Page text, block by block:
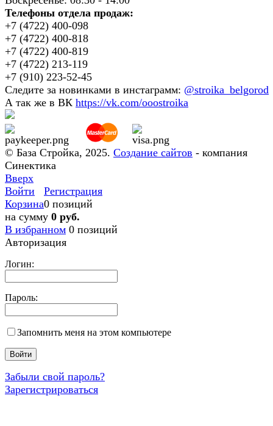
Телефоны отдела продаж:
+7 (4722) 400-098
+7 (4722) 400-818
+7 (4722) 400-819
+7 (4722) 213-119
+7 (910) 223-52-45
Следите за новинками в инстаграмм: @stroika_belgorod
А так же в ВК https://vk.com/ooostroika
© База Стройка, 2025. Создание сайтов - компания
Синектика
Вверх
Войти
Регистрация
Корзина0 позиций
на сумму 0 руб.
В избранном 0 позиций
Авторизация
Логин:
Пароль:
Запомнить меня на этом компьютере
Забыли свой пароль?
Зарегистрироваться